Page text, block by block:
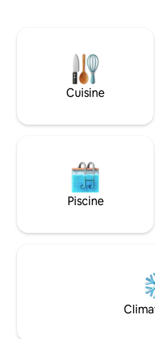
et du jardin, à seulement 30
pied de la mer à travers le
Cuisine
Piscine